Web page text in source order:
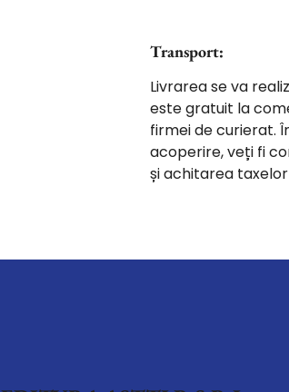
Transport:
Livrarea se va
este gratuit la
firmei de curierat.
acoperire, veți fi
și achitarea